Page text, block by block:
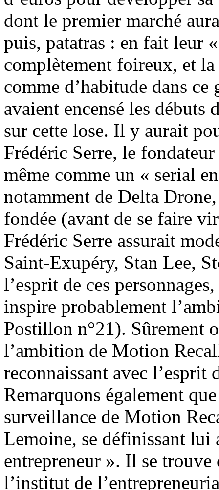
dont le premier marché
puis, patatras : en fait leur
complètement foireux, et
comme d’habitude dans ce
avaient encensé les débuts
sur cette lose. Il y aurait
Frédéric Serre, le
même comme un « serial
notamment de Delta
fondée (avant de se faire
Frédéric Serre assurait
Saint-Exupéry, Stan Lee,
l’esprit de ces
inspire probablement
Postillon n°21). Sûrement
l’ambition de Motion
reconnaissant avec l’esprit
Remarquons également
surveillance de Motion
Lemoine, se définissant lui
entrepreneur ». Il se trouve
l’institut de